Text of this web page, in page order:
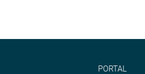
PORTAL